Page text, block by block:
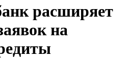
расширяет
на